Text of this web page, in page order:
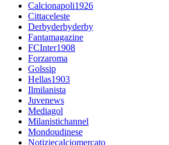
Calcionapoli1926
Cittaceleste
Derbyderbyderby
Fantamagazine
FCInter1908
Forzaroma
Golssip
Hellas1903
Ilmilanista
Juvenews
Mediagol
Milanistichannel
Mondoudinese
Notiziecalciomercato